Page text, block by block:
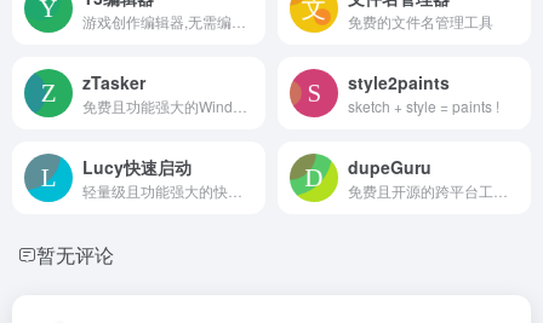
免费的文件名管理工具
zTasker style2paints
sketch + style = paints !
Lucy快速启动 dupeGuru
暂无评论